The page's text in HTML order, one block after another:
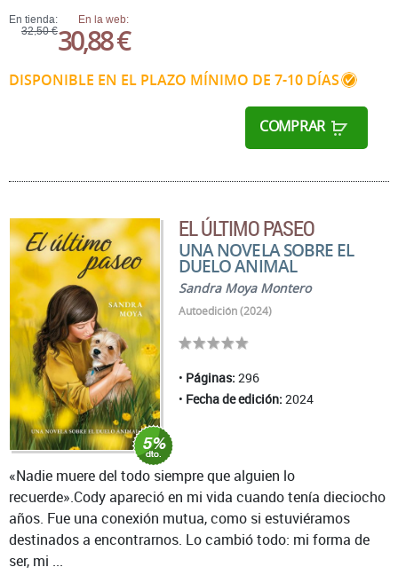
En tienda:
32,50 €
En la web:
30,88 €
DISPONIBLE EN EL PLAZO MÍNIMO DE 7-10 DÍAS
COMPRAR
EL ÚLTIMO PASEO
UNA NOVELA SOBRE EL
DUELO ANIMAL
Sandra Moya Montero
Autoedición (2024)
Páginas: 296
Fecha de edición: 2024
«Nadie muere del todo siempre que alguien lo
recuerde».Cody apareció en mi vida cuando tenía dieciocho
años. Fue una conexión mutua, como si estuviéramos
destinados a encontrarnos. Lo cambió todo: mi forma de
ser, mi ...